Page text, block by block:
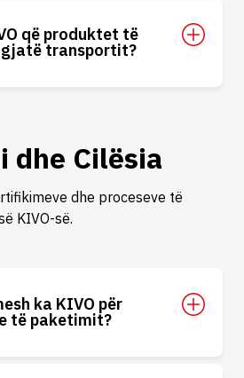
që produktet të
gjatë transportit?
dhe Cilësia
dhe proceseve të
KIVO-së.
ka KIVO për
të paketimit?